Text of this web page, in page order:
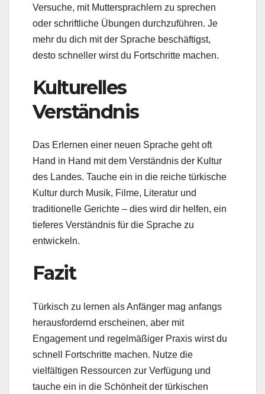
Versuche, mit Muttersprachlern zu sprechen
oder schriftliche Übungen durchzuführen. Je
mehr du dich mit der Sprache beschäftigst,
desto schneller wirst du Fortschritte machen.
Kulturelles
Verständnis
Das Erlernen einer neuen Sprache geht oft
Hand in Hand mit dem Verständnis der Kultur
des Landes. Tauche ein in die reiche türkische
Kultur durch Musik, Filme, Literatur und
traditionelle Gerichte – dies wird dir helfen, ein
tieferes Verständnis für die Sprache zu
entwickeln.
Fazit
Türkisch zu lernen als Anfänger mag anfangs
herausfordernd erscheinen, aber mit
Engagement und regelmäßiger Praxis wirst du
schnell Fortschritte machen. Nutze die
vielfältigen Ressourcen zur Verfügung und
tauche ein in die Schönheit der türkischen